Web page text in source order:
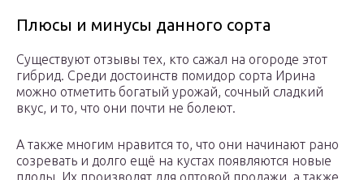
Плюсы и минусы данного сорта
Существуют отзывы тех, кто сажал на огороде этот
гибрид. Среди достоинств помидор сорта Ирина
можно отметить богатый урожай, сочный сладкий
вкус, и то, что они почти не болеют.
А также многим нравится то, что они начинают рано
созревать и долго ещё на кустах появляются новые
плоды. Их производят для оптовой продажи, а также